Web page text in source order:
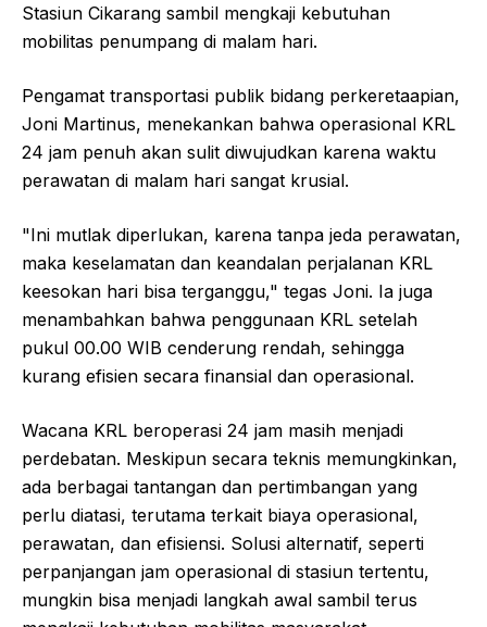
Stasiun Cikarang sambil mengkaji kebutuhan
mobilitas penumpang di malam hari.
Pengamat transportasi publik bidang perkeretaapian,
Joni Martinus, menekankan bahwa operasional KRL
24 jam penuh akan sulit diwujudkan karena waktu
perawatan di malam hari sangat krusial.
"Ini mutlak diperlukan, karena tanpa jeda perawatan,
maka keselamatan dan keandalan perjalanan KRL
keesokan hari bisa terganggu," tegas Joni. Ia juga
menambahkan bahwa penggunaan KRL setelah
pukul 00.00 WIB cenderung rendah, sehingga
kurang efisien secara finansial dan operasional.
Wacana KRL beroperasi 24 jam masih menjadi
perdebatan. Meskipun secara teknis memungkinkan,
ada berbagai tantangan dan pertimbangan yang
perlu diatasi, terutama terkait biaya operasional,
perawatan, dan efisiensi. Solusi alternatif, seperti
perpanjangan jam operasional di stasiun tertentu,
mungkin bisa menjadi langkah awal sambil terus